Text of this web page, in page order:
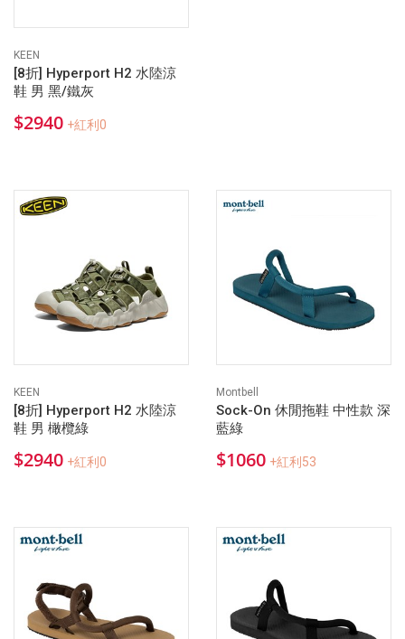
KEEN
[8折] Hyperport H2 水陸涼
鞋 男 黑/鐵灰
$2940 +紅利0
KEEN
[8折] Hyperport H2 水陸涼
鞋 男 橄欖綠
$2940 +紅利0
Montbell
Sock-On 休閒拖鞋 中性款 深
藍綠
$1060 +紅利53